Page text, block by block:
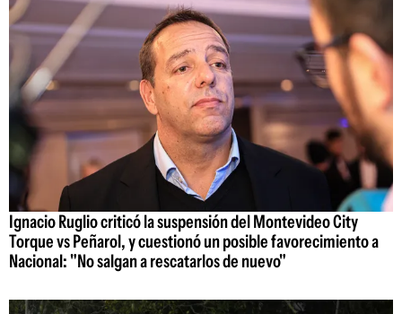
Ignacio Ruglio criticó la suspensión del Montevideo City
Torque vs Peñarol, y cuestionó un posible favorecimiento a
Nacional: "No salgan a rescatarlos de nuevo"